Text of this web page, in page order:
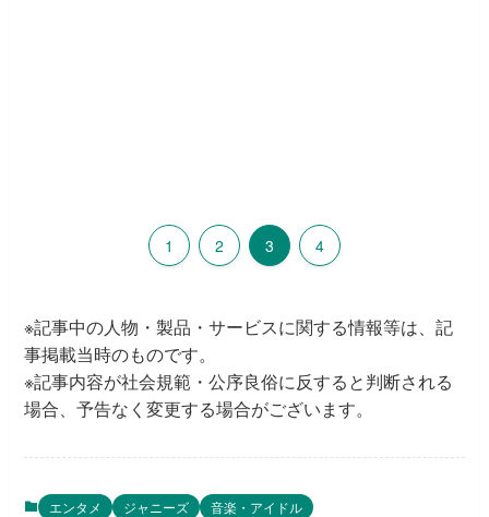
1 2 3 4
※記事中の人物・製品・サービスに関する情報等は、記
事掲載当時のものです。
※記事内容が社会規範・公序良俗に反すると判断される
場合、予告なく変更する場合がございます。
エンタメ ジャニーズ 音楽・アイドル